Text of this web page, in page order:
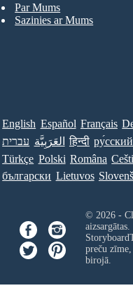
Par Mums
Sazinies ar Mums
English Español Français
עברית العَرَبِيَّة हिन्दी
Türkçe Polski Româna
български Lietuvos
© 2026 -
aizsargātas.
preču
birojā.